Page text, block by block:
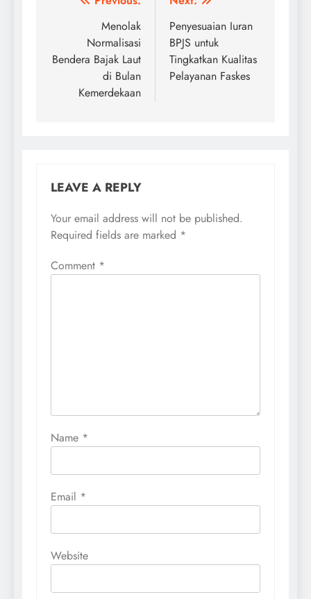
navigation
Menolak
Normalisasi
Bendera Bajak Laut
di Bulan
Kemerdekaan
Penyesuaian Iuran
BPJS untuk
Tingkatkan Kualitas
Pelayanan Faskes
LEAVE A REPLY
Your email address will not be published.
Required fields are marked *
Comment *
Name *
Email *
Website